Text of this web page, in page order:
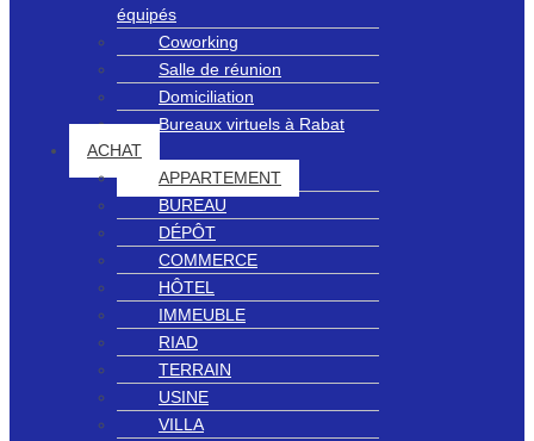
équipés
Coworking
Salle de réunion
Domiciliation
Bureaux virtuels à Rabat
ACHAT
APPARTEMENT
BUREAU
DÉPÔT
COMMERCE
HÔTEL
IMMEUBLE
RIAD
TERRAIN
USINE
VILLA